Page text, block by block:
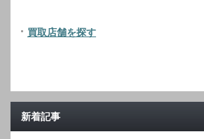
買取店舗を探す
新着記事